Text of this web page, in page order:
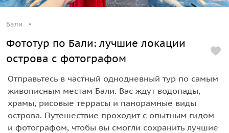
Бали
Фототур по Бали: лучшие локации
острова с фотографом
Отправьтесь в частный однодневный тур по самым
живописным местам Бали. Вас ждут водопады,
храмы, рисовые террасы и панорамные виды
острова. Путешествие проходит с опытным гидом
и фотографом, чтобы вы смогли сохранить лучшие